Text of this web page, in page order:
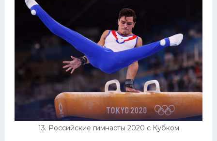
13. Российские гимнасты 2020 с Кубком